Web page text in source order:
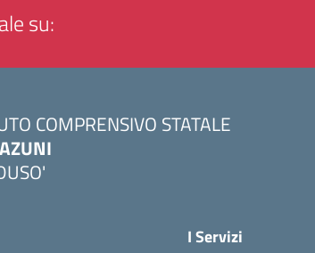
su:
COMPRENSIVO STATALE
I Servizi